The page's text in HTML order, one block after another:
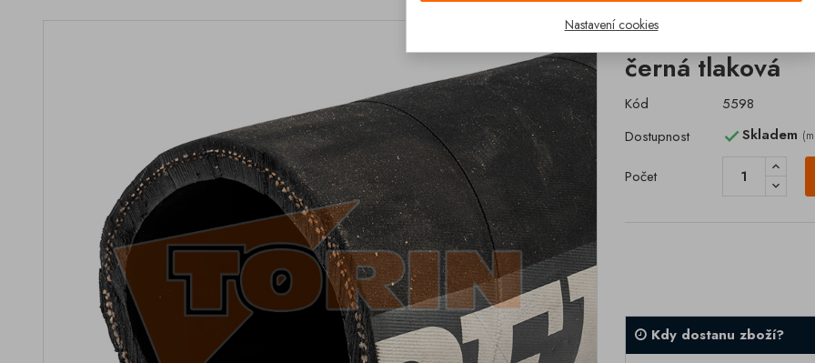
Hadice pro
černá tlaková
Kód
5598
Dostupnost
Skladem
Počet
Kdy dostanu zboží?
Nastavení cookies